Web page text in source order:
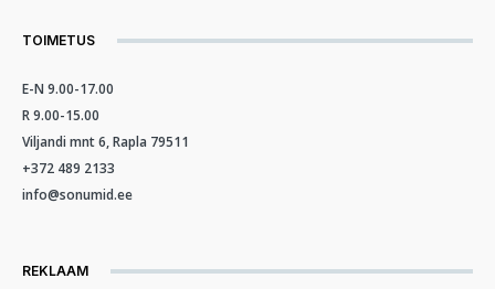
TOIMETUS
E-N 9.00-17.00
R 9.00-15.00
Viljandi mnt 6, Rapla 79511
+372 489 2133
info@sonumid.ee
REKLAAM